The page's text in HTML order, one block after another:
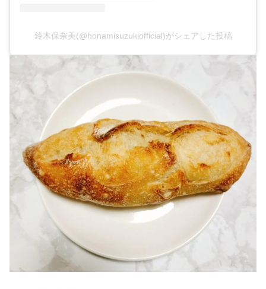
鈴木保奈美(@honamisuzukiofficial)がシェアした投稿